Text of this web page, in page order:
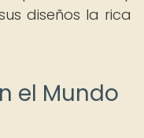
diseños la rica
el Mundo